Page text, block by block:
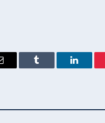
LinkedIn
Tumblr